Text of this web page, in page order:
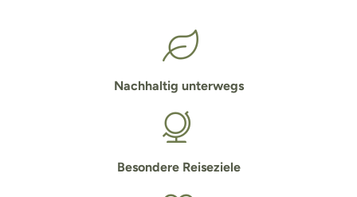
Nachhaltig unterwegs
Besondere Reiseziele